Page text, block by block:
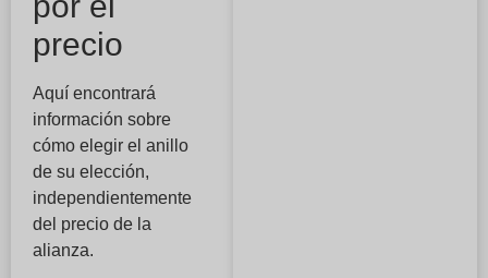
precio
Aquí encontrará
información sobre
cómo elegir el anillo
de su elección,
independientemente
del precio de la
alianza.